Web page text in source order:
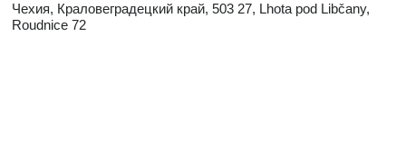
Чехия, Краловеградецкий край, 503 27, Lhota pod Libčany,
Roudnice 72